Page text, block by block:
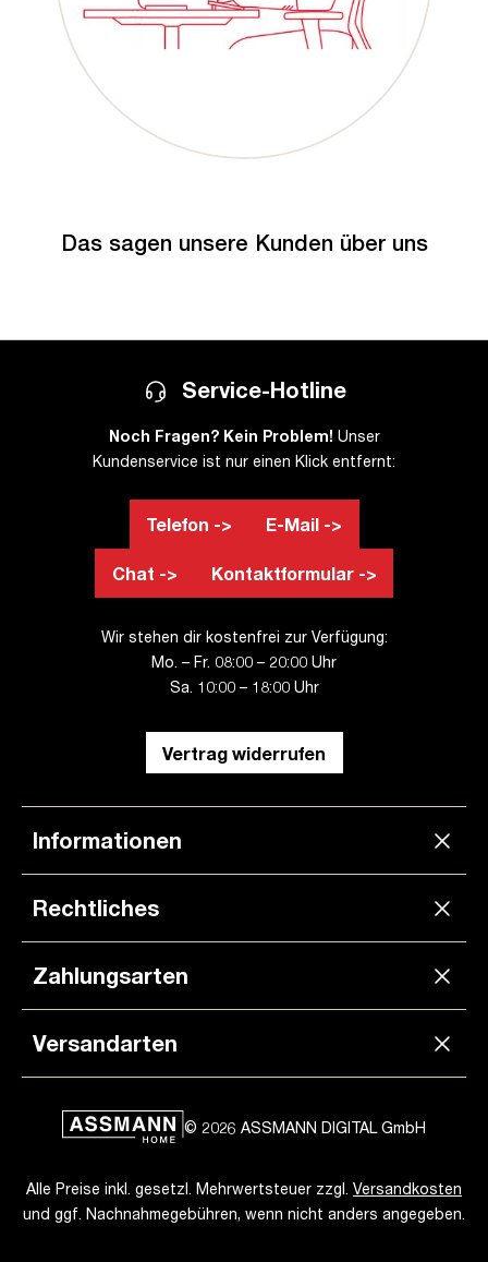
Das sagen unsere Kunden über uns
Service-Hotline
Noch Fragen? Kein Problem! Unser
Kundenservice ist nur einen Klick entfernt:
Telefon -> E-Mail ->
Chat -> Kontaktformular ->
Wir stehen dir kostenfrei zur Verfügung:
Mo. – Fr. 08:00 – 20:00 Uhr
Sa. 10:00 – 18:00 Uhr
Vertrag widerrufen
Informationen
Rechtliches
Zahlungsarten
Versandarten
© 2026 ASSMANN DIGITAL GmbH
Alle Preise inkl. gesetzl. Mehrwertsteuer zzgl. Versandkosten
und ggf. Nachnahmegebühren, wenn nicht anders angegeben.